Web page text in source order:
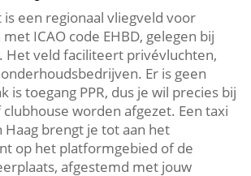
een regionaal vliegveld voor
ICAO code EHBD, gelegen bij
Het veld faciliteert privévluchten,
Er is geen
is toegang PPR, dus je wil precies bij
worden afgezet. Een taxi
Haag brengt je tot aan het
op het platformgebied of de
afgestemd met jouw